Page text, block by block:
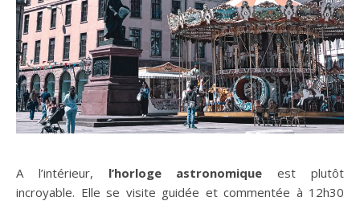
A l’intérieur, l’horloge astronomique est plutôt
incroyable. Elle se visite guidée et commentée à 12h30